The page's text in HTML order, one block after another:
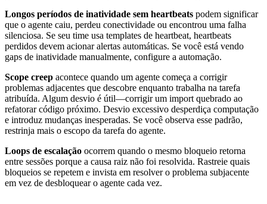
Longos períodos de inatividade sem heartbeats podem significar
que o agente caiu, perdeu conectividade ou encontrou uma falha
silenciosa. Se seu time usa templates de heartbeat, heartbeats
perdidos devem acionar alertas automáticas. Se você está vendo
gaps de inatividade manualmente, configure a automação.
Scope creep acontece quando um agente começa a corrigir
problemas adjacentes que descobre enquanto trabalha na tarefa
atribuída. Algum desvio é útil—corrigir um import quebrado ao
refatorar código próximo. Desvio excessivo desperdiça computação
e introduz mudanças inesperadas. Se você observa esse padrão,
restrinja mais o escopo da tarefa do agente.
Loops de escalação ocorrem quando o mesmo bloqueio retorna
entre sessões porque a causa raiz não foi resolvida. Rastreie quais
bloqueios se repetem e invista em resolver o problema subjacente
em vez de desbloquear o agente cada vez.